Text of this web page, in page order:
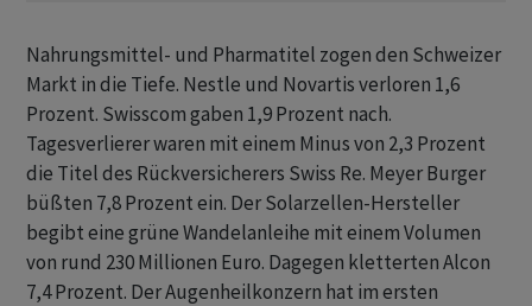
Nahrungsmittel- und Pharmatitel zogen den Schweizer
Markt in die Tiefe. Nestle und Novartis verloren 1,6
Prozent. Swisscom gaben 1,9 Prozent nach.
Tagesverlierer waren mit einem Minus von 2,3 Prozent
die Titel des Rückversicherers Swiss Re. Meyer Burger
büßten 7,8 Prozent ein. Der Solarzellen-Hersteller
begibt eine grüne Wandelanleihe mit einem Volumen
von rund 230 Millionen Euro. Dagegen kletterten Alcon
7,4 Prozent. Der Augenheilkonzern hat im ersten